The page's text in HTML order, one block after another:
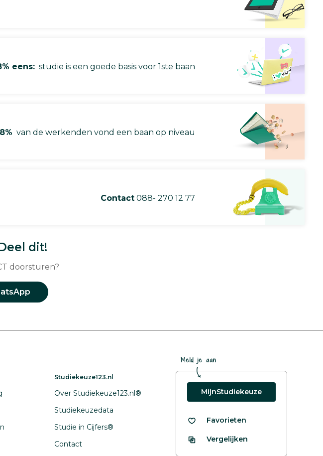
eens: studie is een goede basis voor 1ste baan
van de werkenden vond een baan op niveau
Contact 088- 270 12 77
dit!
doorsturen?
Studiekeuze123.nl
Over Studiekeuze123.nl®
Studiekeuzedata
Studie in Cijfers®
Contact
Meld je aan
MijnStudiekeuze
Favorieten
Vergelijken